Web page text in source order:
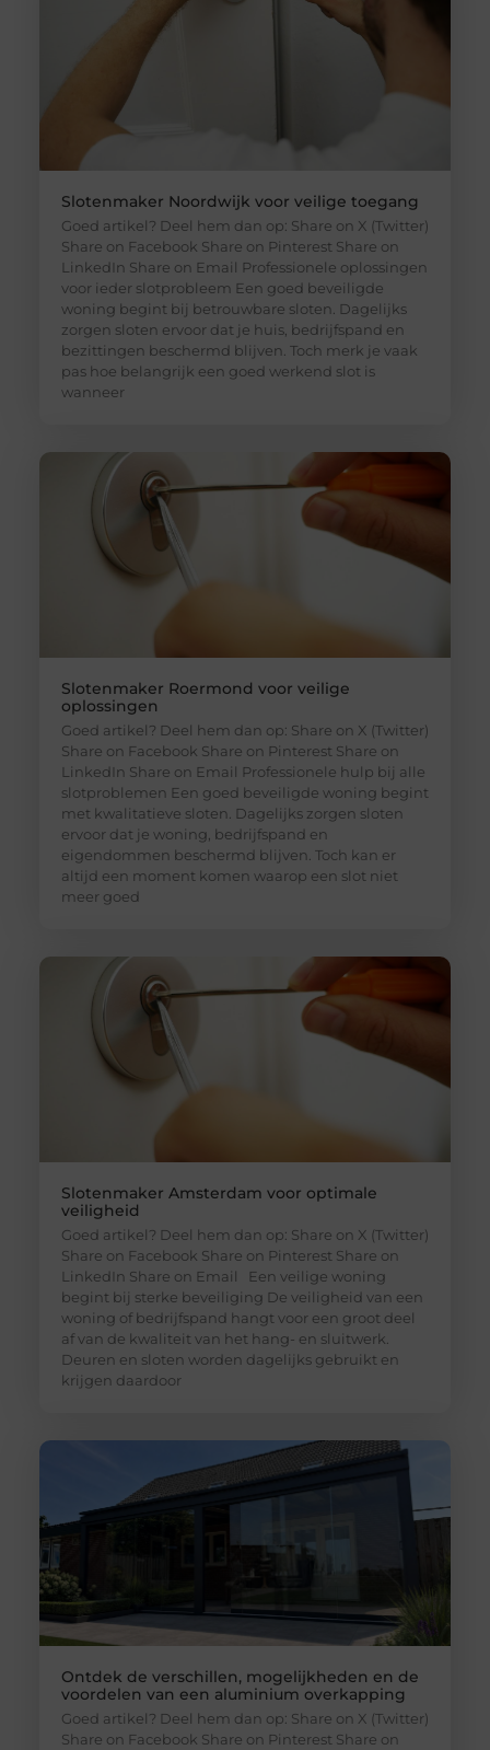
Slotenmaker Noordwijk voor veilige toegang
Goed artikel? Deel hem dan op: Share on X (Twitter)
Share on Facebook Share on Pinterest Share on
LinkedIn Share on Email Professionele oplossingen
voor ieder slotprobleem Een goed beveiligde
woning begint bij betrouwbare sloten. Dagelijks
zorgen sloten ervoor dat je huis, bedrijfspand en
bezittingen beschermd blijven. Toch merk je vaak
pas hoe belangrijk een goed werkend slot is
wanneer
Slotenmaker Roermond voor veilige
oplossingen
Goed artikel? Deel hem dan op: Share on X (Twitter)
Share on Facebook Share on Pinterest Share on
LinkedIn Share on Email Professionele hulp bij alle
slotproblemen Een goed beveiligde woning begint
met kwalitatieve sloten. Dagelijks zorgen sloten
ervoor dat je woning, bedrijfspand en
eigendommen beschermd blijven. Toch kan er
altijd een moment komen waarop een slot niet
meer goed
Slotenmaker Amsterdam voor optimale
veiligheid
Goed artikel? Deel hem dan op: Share on X (Twitter)
Share on Facebook Share on Pinterest Share on
LinkedIn Share on Email Een veilige woning
begint bij sterke beveiliging De veiligheid van een
woning of bedrijfspand hangt voor een groot deel
af van de kwaliteit van het hang- en sluitwerk.
Deuren en sloten worden dagelijks gebruikt en
krijgen daardoor
Ontdek de verschillen, mogelijkheden en de
voordelen van een aluminium overkapping
Goed artikel? Deel hem dan op: Share on X (Twitter)
Share on Facebook Share on Pinterest Share on